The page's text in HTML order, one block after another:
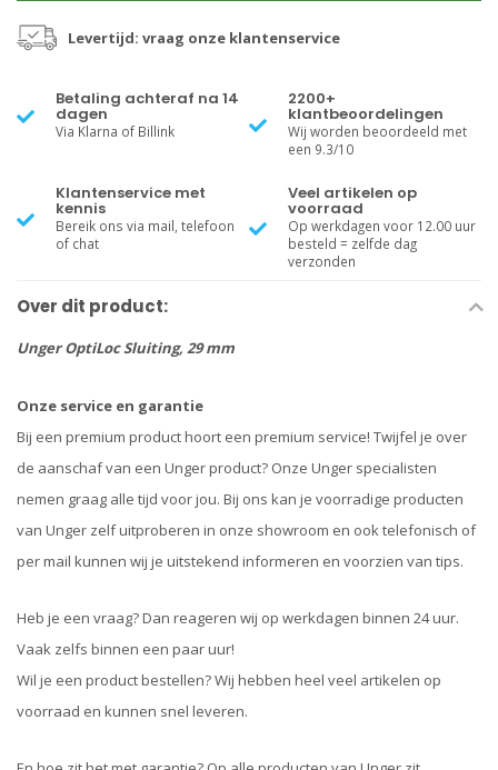
Levertijd: vraag onze klantenservice
Betaling achteraf na 14
dagen
Via Klarna of Billink
2200+
klantbeoordelingen
Wij worden beoordeeld met
een 9.3/10
Klantenservice met
kennis
Bereik ons via mail, telefoon
of chat
Veel artikelen op
voorraad
Op werkdagen voor 12.00 uur
besteld = zelfde dag
verzonden
Over dit product:
Unger OptiLoc Sluiting, 29 mm
Onze service en garantie
Bij een premium product hoort een premium service! Twijfel je over
de aanschaf van een Unger product? Onze Unger specialisten
nemen graag alle tijd voor jou. Bij ons kan je voorradige producten
van Unger zelf uitproberen in onze showroom en ook telefonisch of
per mail kunnen wij je uitstekend informeren en voorzien van tips.
Heb je een vraag? Dan reageren wij op werkdagen binnen 24 uur.
Vaak zelfs binnen een paar uur!
Wil je een product bestellen? Wij hebben heel veel artikelen op
voorraad en kunnen snel leveren.